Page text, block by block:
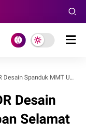
Hari Raya Idul Fitri Masjid Sabetan Mororejo Memanjang
Desain
Selamat